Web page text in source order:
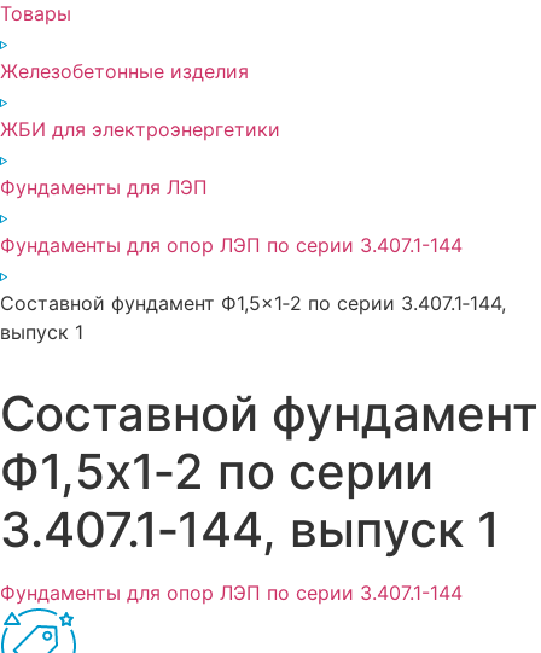
Товары
Железобетонные изделия
ЖБИ для электроэнергетики
Фундаменты для ЛЭП
Фундаменты для опор ЛЭП по серии 3.407.1-144
Составной фундамент Ф1,5×1‑2 по серии 3.407.1‑144,
выпуск 1
Составной фундамент
Ф1,5x1‑2 по серии
3.407.1‑144, выпуск 1
Фундаменты для опор ЛЭП по серии 3.407.1-144